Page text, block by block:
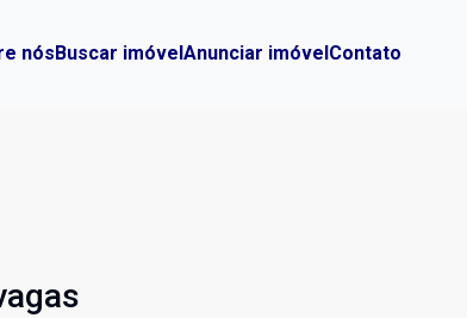
nósBuscar imóvelAnunciar imóvelContato